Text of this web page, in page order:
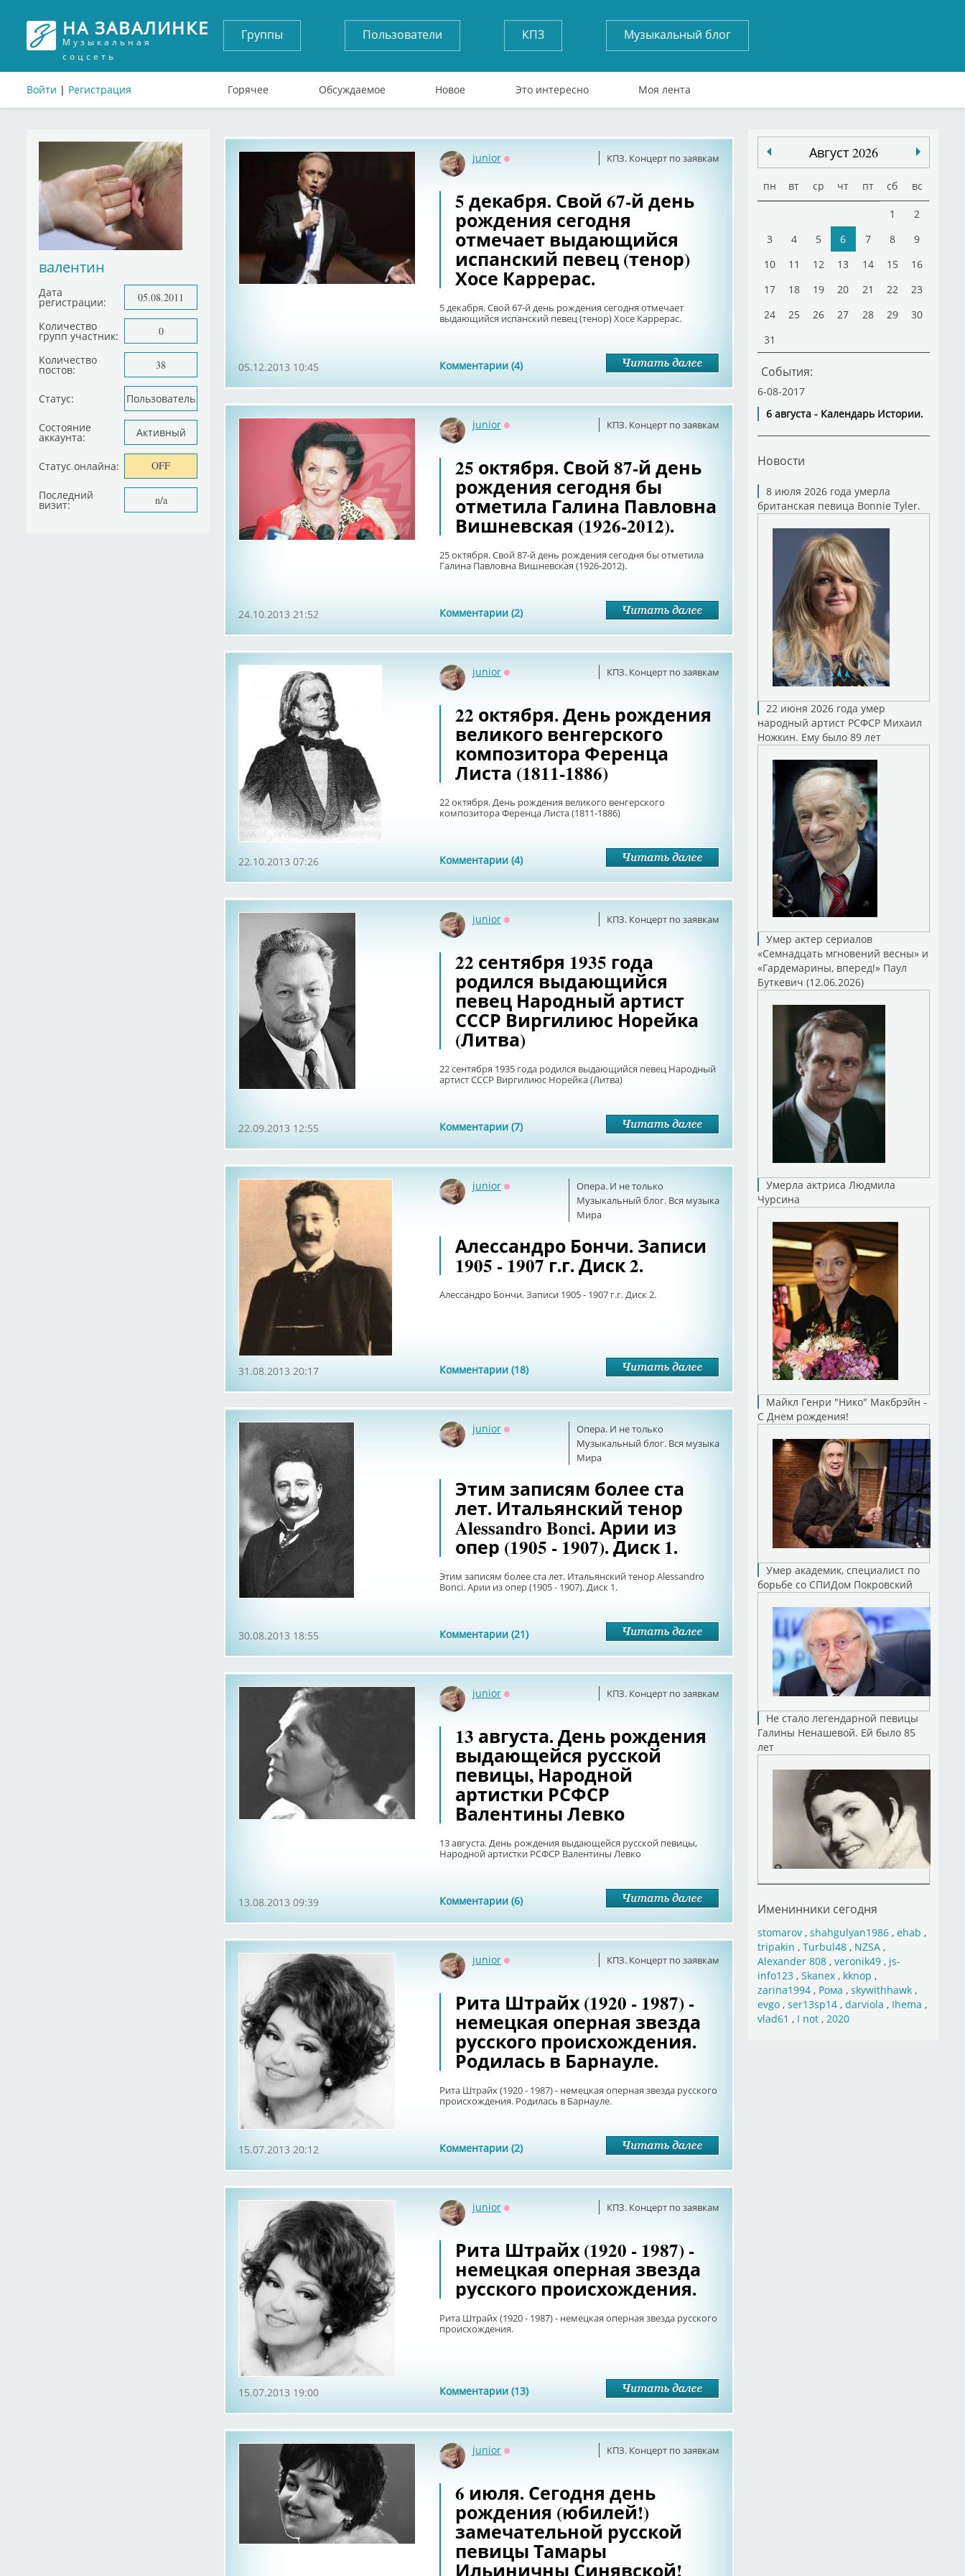
НА ЗАВАЛИНКЕ
Музыкальная
соцсеть
Войти | Регистрация
Группы Пользователи КПЗ Музыкальный блог
Горячее Обсуждаемое Новое Это интересно Моя лента
валентин
Дата
регистрации: 05.08.2011
Количество
групп участник: 0
Количество
постов: 38
Статус: Пользователь
Состояние
аккаунта: Активный
Статус онлайна: OFF
Последний
визит: n/a
КПЗ. Концерт по заявкам
junior
5 декабря. Свой 67-й день
рождения сегодня
отмечает выдающийся
испанский певец (тенор)
Хосе Каррерас.
5 декабря. Свой 67-й день рождения сегодня отмечает
выдающийся испанский певец (тенор) Хосе Каррерас.
Комментарии (4)
05.12.2013 10:45
КПЗ. Концерт по заявкам
junior
25 октября. Свой 87-й день
рождения сегодня бы
отметила Галина Павловна
Вишневская (1926-2012).
25 октября. Свой 87-й день рождения сегодня бы отметила
Галина Павловна Вишневская (1926-2012).
Комментарии (2)
24.10.2013 21:52
КПЗ. Концерт по заявкам
junior
22 октября. День рождения
великого венгерского
композитора Ференца
Листа (1811-1886)
22 октября. День рождения великого венгерского
композитора Ференца Листа (1811-1886)
Комментарии (4)
22.10.2013 07:26
КПЗ. Концерт по заявкам
junior
22 сентября 1935 года
родился выдающийся
певец Народный артист
СССР Виргилиюс Норейка
(Литва)
22 сентября 1935 года родился выдающийся певец Народный
артист СССР Виргилиюс Норейка (Литва)
Комментарии (7)
22.09.2013 12:55
Опера. И не только
Музыкальный блог. Вся музыка
Мира
junior
Алессандро Бончи. Записи
1905 - 1907 г.г. Диск 2.
Алессандро Бончи. Записи 1905 - 1907 г.г. Диск 2.
Комментарии (18)
31.08.2013 20:17
Опера. И не только
Музыкальный блог. Вся музыка
Мира
junior
Этим записям более ста
лет. Итальянский тенор
Alessandro Bonci. Арии из
опер (1905 - 1907). Диск 1.
Этим записям более ста лет. Итальянский тенор Alessandro
Bonci. Арии из опер (1905 - 1907). Диск 1.
Комментарии (21)
30.08.2013 18:55
КПЗ. Концерт по заявкам
junior
13 августа. День рождения
выдающейся русской
певицы, Народной
артистки РСФСР
Валентины Левко
13 августа. День рождения выдающейся русской певицы,
Народной артистки РСФСР Валентины Левко
Комментарии (6)
13.08.2013 09:39
КПЗ. Концерт по заявкам
junior
Рита Штрайх (1920 - 1987) -
немецкая оперная звезда
русского происхождения.
Родилась в Барнауле.
Рита Штрайх (1920 - 1987) - немецкая оперная звезда русского
происхождения. Родилась в Барнауле.
Комментарии (2)
15.07.2013 20:12
КПЗ. Концерт по заявкам
junior
Рита Штрайх (1920 - 1987) -
немецкая оперная звезда
русского происхождения.
Рита Штрайх (1920 - 1987) - немецкая оперная звезда русского
происхождения.
Комментарии (13)
15.07.2013 19:00
КПЗ. Концерт по заявкам
junior
6 июля. Сегодня день
рождения (юбилей!)
замечательной русской
певицы Тамары
Ильиничны Синявской!
Август 2026
пн вт ср чт пт сб вс
1
2
3
4 5 6 7 8
9
10
11 12 13 14 15
16
17
18 19 20 21 22
23
24
25 26 27 28 29
30
31
События:
6-08-2017
6 августа - Календарь Истории.
Новости
8 июля 2026 года умерла
британская певица Bonnie Tyler.
22 июня 2026 года умер
народный артист РСФСР Михаил
Ножкин. Ему было 89 лет
Умер актер сериалов
«Семнадцать мгновений весны» и
«Гардемарины, вперед!» Паул
Буткевич (12.06.2026)
Умерла актриса Людмила
Чурсина
Майкл Генри "Нико" Макбрэйн -
С Днем рождения!
Умер академик, специалист по
борьбе со СПИДом Покровский
Не стало легендарной певицы
Галины Ненашевой. Ей было 85
лет
Именинники сегодня
stomarov, shahgulyan1986, ehab ,
tripakin , Turbul48, NZSA,
Alexander 808, veronik49, js-
info123, Skanex, kknop ,
zarina1994, Рома , skywithhawk,
evgo, ser13sp14, darviola , Ihema ,
vlad61 , I not, 2020